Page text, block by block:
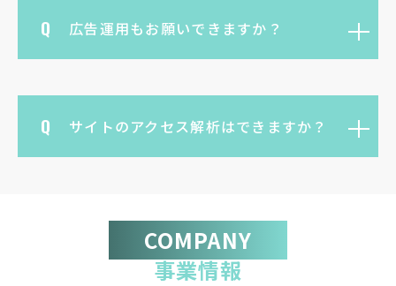
広告運用もお願いできますか？
サイトのアクセス解析はできますか？
COMPANY
事業情報